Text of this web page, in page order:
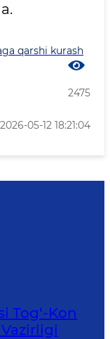
qarshi kurash
2475
05-12 18:21:04
Tog‘-Kon